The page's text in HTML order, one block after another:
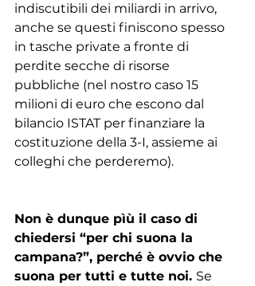
indiscutibili dei miliardi in arrivo,
anche se questi finiscono spesso
in tasche private a fronte di
perdite secche di risorse
pubbliche (nel nostro caso 15
milioni di euro che escono dal
bilancio ISTAT per finanziare la
costituzione della 3-I, assieme ai
colleghi che perderemo).
Non è dunque pìù il caso di
chiedersi “per chi suona la
campana?”, perché è ovvio che
suona per tutti e tutte noi. Se